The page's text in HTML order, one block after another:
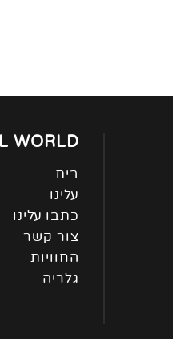
WORLD
בית
עלינו
כתבו עלינו
צור קשר
החוויות
גלריה